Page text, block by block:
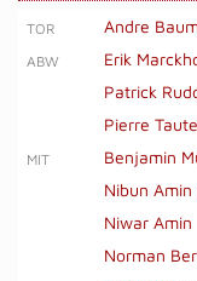
TOR Andre
ABW
Erik
Patrick
Pierre
MIT
Benjamin
Nibun Amin
Niwar Amin
Norman